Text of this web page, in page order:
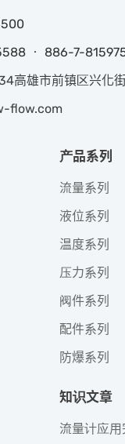
‧ 886-7-
高雄市前镇区兴化
flow.com
产品系列
流量系列
液位系列
温度系列
压力系列
阀件系列
配件系列
防爆系列
知识文章
流量计应